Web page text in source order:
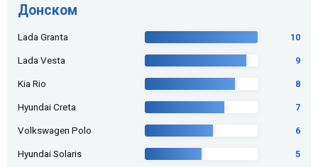
Донском
Lada Granta 10
Lada Vesta 9
Kia Rio 8
Hyundai Creta 7
Volkswagen Polo 6
Hyundai Solaris 5